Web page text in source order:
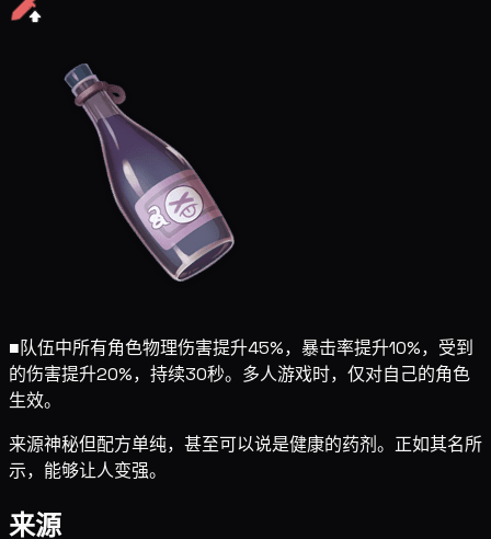
■队伍中所有角色物理伤害提升45%，暴击率提升10%，受到
的伤害提升20%，持续30秒。多人游戏时，仅对自己的角色
生效。
来源神秘但配方单纯，甚至可以说是健康的药剂。正如其名所
示，能够让人变强。
来源